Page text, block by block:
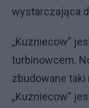
wystarczająca
„Kuzniecow”
turbinowcem.
zbudowane taki
„Kuzniecow”